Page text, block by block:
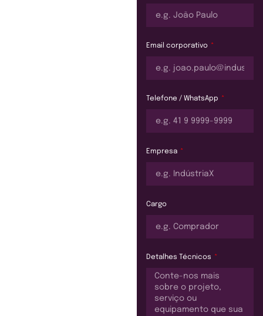
Email corporativo
Telefone / WhatsApp
Empresa
Cargo
Detalhes Técnicos